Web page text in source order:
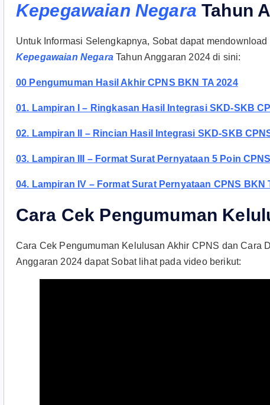
Kepegawaian NegaraTahun
Untuk Informasi Selengkapnya, Sobat dapat
Kepegawaian NegaraTahun Anggaran 2024 di sini:
00 Pengumuman Hasil Akhir CPNS BKN TA 2024
01. Lampiran I – Ringkasan Hasil Integrasi SKD-SKB
02. Lampiran II – Rincian Hasil Integrasi SKD-SKB
03. Lampiran III – Format Surat Pernyataan 5 Poin CPNS
04. Lampiran IV – Format Surat Pernyataan CPNS BKN
Cara Cek Pengumuman
Cara Cek Pengumuman Kelulusan Akhir CPNS dan Cara
Anggaran 2024 dapat Sobat lihat pada video berikut: